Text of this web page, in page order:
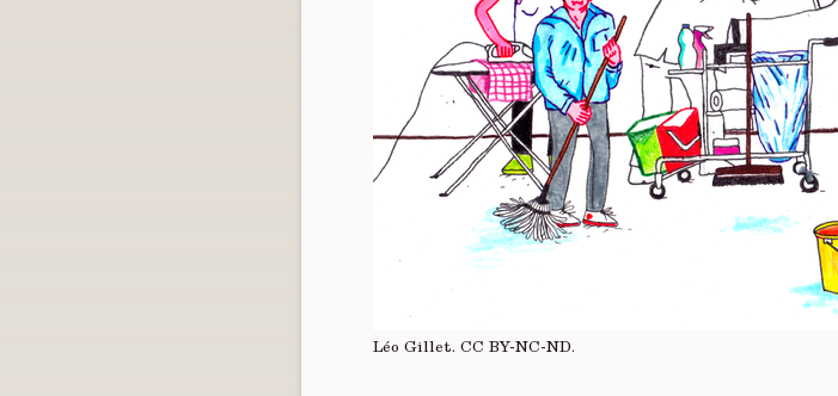
Léo Gillet. CC BY-NC-ND.